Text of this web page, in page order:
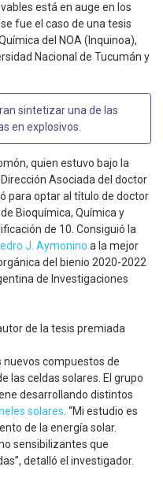
está en auge en los
fue el caso de una tesis
del NOA (Inquinoa),
Nacional de Tucumán y
sintetizar una de las
en explosivos
quien estuvo bajo la
Asociada del doctor
para optar al título de doctor
Bioquímica, Química y
de 10. Consiguió la
J. Aymonino a la mejor
del bienio 2020-2022
de Investigaciones
de la tesis premiada
compuestos de
las celdas solares. El grupo
desarrollando distintos
solares . “Mi estudio es
de la energía solar.
sensibilizantes que
detalló el investigador.